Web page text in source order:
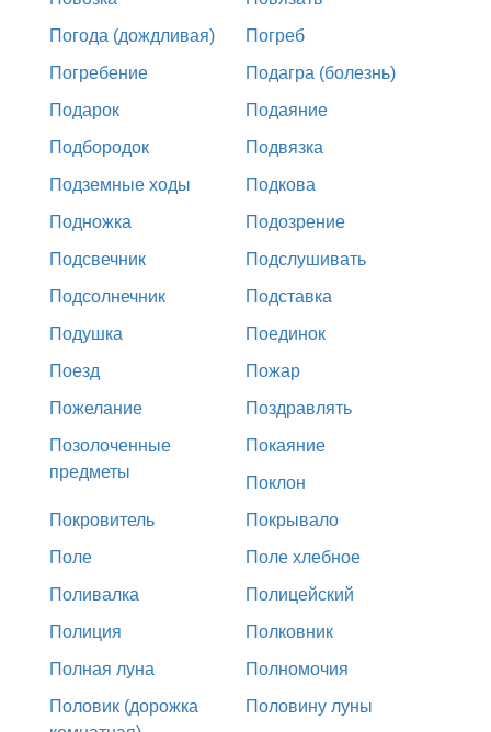
Погода (дождливая)
Погреб
Погребение
Подагра (болезнь)
Подарок
Подаяние
Подбородок
Подвязка
Подземные ходы
Подкова
Подножка
Подозрение
Подсвечник
Подслушивать
Подсолнечник
Подставка
Подушка
Поединок
Поезд
Пожар
Пожелание
Поздравлять
Позолоченные
предметы
Покаяние
Поклон
Покровитель
Покрывало
Поле
Поле хлебное
Поливалка
Полицейский
Полиция
Полковник
Полная луна
Полномочия
Половик (дорожка
Половину луны